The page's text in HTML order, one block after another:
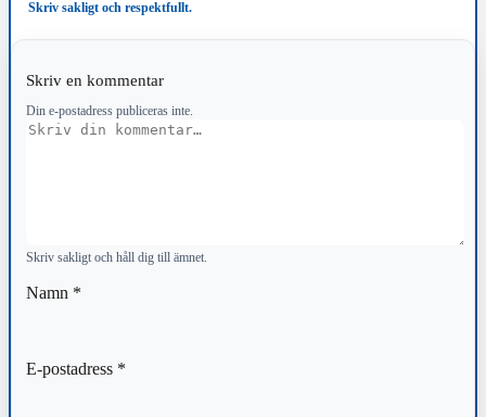
Skriv sakligt och respektfullt.
Skriv en kommentar
Din e-postadress publiceras inte.
Kommentar
Skriv sakligt och håll dig till ämnet.
Namn *
E-postadress *